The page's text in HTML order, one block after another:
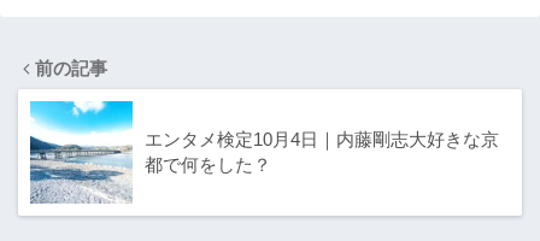
前の記事
エンタメ検定10月4日｜内藤剛志大好きな京
都で何をした？